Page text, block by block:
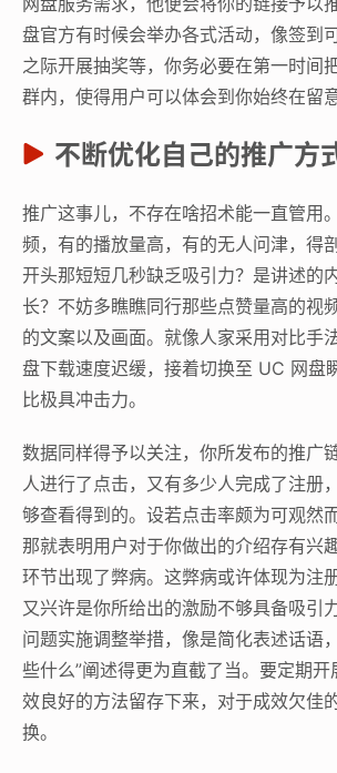
盘官方有时候会举办各式活动，像签到
之际开展抽奖等，你务必要在第一时间
群内，使得用户可以体会到你始终在留
不断优化自己的推广方
推广这事儿，不存在啥招术能一直管用
频，有的播放量高，有的无人问津，得
开头那短短几秒缺乏吸引力？是讲述的
长？不妨多瞧瞧同行那些点赞量高的视
的文案以及画面。就像人家采用对比手
盘下载速度迟缓，接着切换至 UC 网盘
比极具冲击力。
数据同样得予以关注，你所发布的推广
人进行了点击，又有多少人完成了注册
够查看得到的。设若点击率颇为可观然
那就表明用户对于你做出的介绍存有兴
环节出现了弊病。这弊病或许体现为注
又兴许是你所给出的激励不够具备吸引
问题实施调整举措，像是简化表述话语
些什么”阐述得更为直截了当。要定期
效良好的方法留存下来，对于成效欠佳
换。